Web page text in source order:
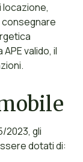
locazione,
consegnare
valido, il
2023, gli
dotati di: